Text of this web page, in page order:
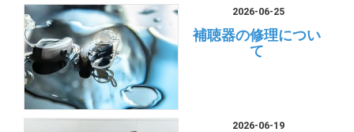
2026-06-25
補聴器の修理につい
て
2026-06-19